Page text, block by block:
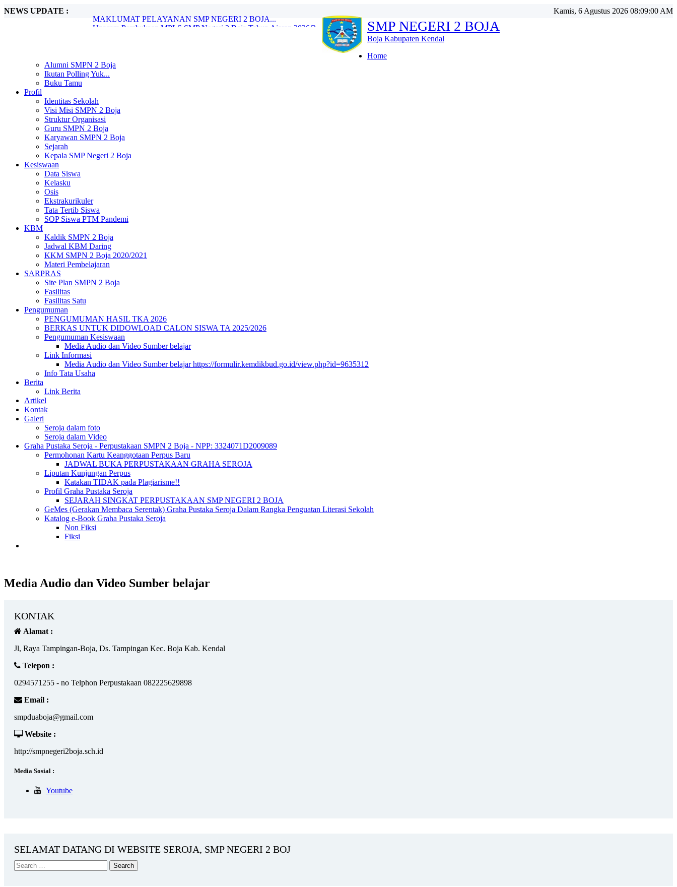
NEWS UPDATE :
Upacara Pembukaan MPLS SMP Negeri 2 Boja Tahun Ajaran 2026/2...
SMP Negeri 2 Boja Melaksanakan In House Training (IHT) Revie...
SMP Negeri 2 Boja Resmi Umumkan Hasil Tes Kompetensi Akademi...
Pengimbasan Adiwiyata SMP Negeri 2 Boja Wujud Upaya Menuju A...
MAKLUMAT PELAYANAN SMP NEGERI 2 BOJA...
Kamis, 6 Agustus 2026 08:09:02 AM
SMP NEGERI 2 BOJA
Boja Kabupaten Kendal
Home
Alumni SMPN 2 Boja
Ikutan Polling Yuk...
Buku Tamu
Profil
Identitas Sekolah
Visi Misi SMPN 2 Boja
Struktur Organisasi
Guru SMPN 2 Boja
Karyawan SMPN 2 Boja
Sejarah
Kepala SMP Negeri 2 Boja
Kesiswaan
Data Siswa
Kelasku
Osis
Ekstrakurikuler
Tata Tertib Siswa
SOP Siswa PTM Pandemi
KBM
Kaldik SMPN 2 Boja
Jadwal KBM Daring
KKM SMPN 2 Boja 2020/2021
Materi Pembelajaran
SARPRAS
Site Plan SMPN 2 Boja
Fasilitas
Fasilitas Satu
Pengumuman
PENGUMUMAN HASIL TKA 2026
BERKAS UNTUK DIDOWLOAD CALON SISWA TA 2025/2026
Pengumuman Kesiswaan
Media Audio dan Video Sumber belajar
Link Informasi
Media Audio dan Video Sumber belajar https://formulir.kemdikbud.go.id/view.php?id=9635312
Info Tata Usaha
Berita
Link Berita
Artikel
Kontak
Galeri
Seroja dalam foto
Seroja dalam Video
Graha Pustaka Seroja - Perpustakaan SMPN 2 Boja - NPP: 3324071D2009089
Permohonan Kartu Keanggotaan Perpus Baru
JADWAL BUKA PERPUSTAKAAN GRAHA SEROJA
Liputan Kunjungan Perpus
Katakan TIDAK pada Plagiarisme!!
Profil Graha Pustaka Seroja
SEJARAH SINGKAT PERPUSTAKAAN SMP NEGERI 2 BOJA
GeMes (Gerakan Membaca Serentak) Graha Pustaka Seroja Dalam Rangka Penguatan Literasi Sekolah
Katalog e-Book Graha Pustaka Seroja
Non Fiksi
Fiksi
Media Audio dan Video Sumber belajar
KONTAK
Alamat :
Jl, Raya Tampingan-Boja, Ds. Tampingan Kec. Boja Kab. Kendal
Telepon :
0294571255 - no Telphon Perpustakaan 082225629898
Email :
smpduaboja@gmail.com
Website :
http://smpnegeri2boja.sch.id
Media Sosial :
Youtube
SELAMAT DATANG DI WEBSITE SEROJA, SMP NEGERI 2 BOJ